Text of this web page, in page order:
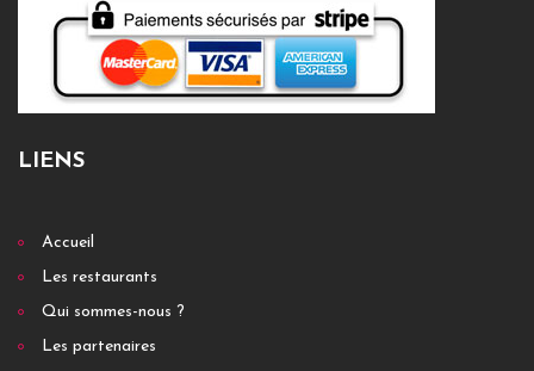
LIENS
Accueil
Les restaurants
Qui sommes-nous ?
Les partenaires